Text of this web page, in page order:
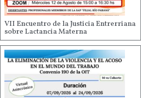
VII Encuentro de la Justicia Entrerriana
sobre Lactancia Materna